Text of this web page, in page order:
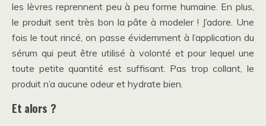
les lèvres reprennent peu à peu forme humaine. En plus,
le produit sent très bon la pâte à modeler ! J’adore. Une
fois le tout rincé, on passe évidemment à l’application du
sérum qui peut être utilisé à volonté et pour lequel une
toute petite quantité est suffisant. Pas trop collant, le
produit n’a aucune odeur et hydrate bien.
Et alors ?